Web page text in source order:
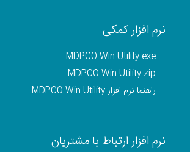
نرم افزار کمکی
MDPCO.Win.Utility.exe
MDPCO.Win.Utility.zip
راهنما نرم افزار MDPCO.Win.Utility
نرم افزار ارتباط با مشتریان